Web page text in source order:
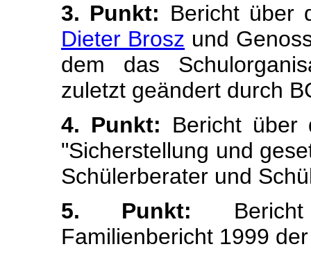
3. Punkt: Bericht über
Dieter Brosz und
dem das
zuletzt geändert durch
4. Punkt: Bericht über
"Sicherstellung und
Schülerberater und
5. Punkt: Bericht
Familienbericht 1999